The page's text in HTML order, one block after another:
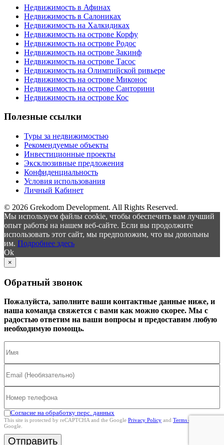
Недвижимость в Афинах
Недвижимость в Салониках
Недвижимость на Халкидиках
Недвижимость на острове Корфу
Недвижимость на острове Родос
Недвижимость на острове Закинф
Недвижимость на острове Тасос
Недвижимость на Олимпийской ривьере
Недвижимость на острове Миконос
Недвижимость на острове Санторини
Недвижимость на острове Кос
Полезные ссылки
Туры за недвижимостью
Рекомендуемые объекты
Инвестиционные проекты
Эксклюзивные предложения
Конфиденциальность
Условия использования
Личный Кабинет
© 2026 Grekodom Development. All Rights Reserved.
Мы используем файлы cookie, чтобы обеспечить вам лучший
опыт работы на нашем веб-сайте. Если вы продолжите
использовать этот сайт, мы предположим, что вы довольны
им. Подробнее здесь
Ok
×
Обратный звонок
Пожалуйста, заполните ваши контактные данные ниже, и
наша команда свяжется с вами как можно скорее. Мы с
радостью ответим на ваши вопросы и предоставим любую
необходимую помощь.
Согласие на обработку перс. данных
This site is protected by reCAPTCHA and the Google Privacy Policy and Terms of Service
Google.
Отправить